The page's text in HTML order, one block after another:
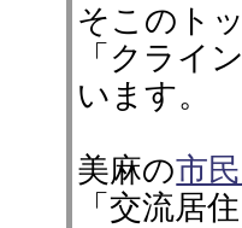
そこのト
「クライ
います。
美麻の市
「交流居